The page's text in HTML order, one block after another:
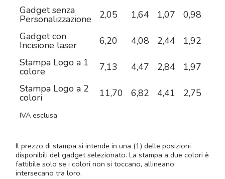
Gadget senza
Personalizzazione 2,05 1,64 1,07 0,98
Gadget con
Incisione laser 6,20 4,08 2,44 1,92
Stampa Logo a 1
colore 7,13 4,47 2,84 1,97
Stampa Logo a 2
colori 11,70 6,82 4,41 2,75
IVA esclusa
Il prezzo di stampa si intende in una (1) delle posizioni
disponibili del gadget selezionato. La stampa a due colori è
fattibile solo se i colori non si toccano, allineano,
intersecano tra loro.